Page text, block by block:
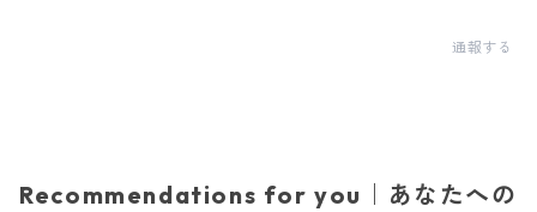
通報する
Recommendations for you｜あなたへの